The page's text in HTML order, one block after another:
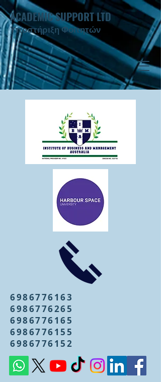
6986776163
6986776265
6986776165
6986776155
6986776152
ACADEMIC SUPPORT LTD
Υποστήριξη Φοιτητών ​